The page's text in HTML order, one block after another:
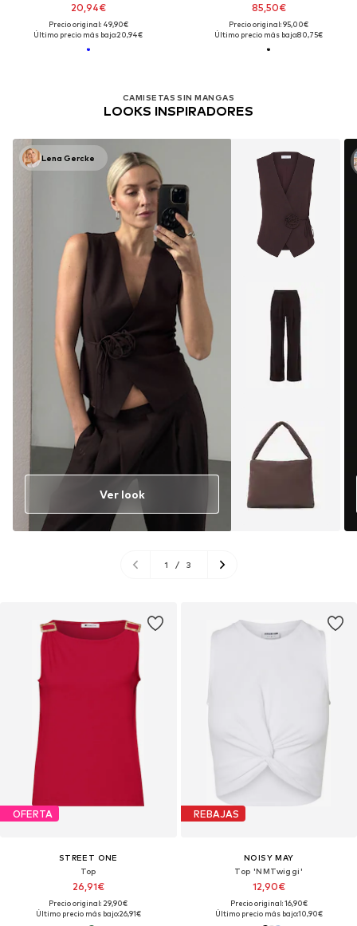
20,94€
Precio original: 49,90€
Último precio más bajo:20,94€
85,50€
Precio original: 95,00€
Último precio más bajo:80,75€
CAMISETAS SIN MANGAS
LOOKS INSPIRADORES
Lena Gercke
Ver look
1 / 3
OFERTA
STREET ONE
Top
26,91€
Precio original: 29,90€
Último precio más bajo:26,91€
REBAJAS
NOISY MAY
Top 'NMTwiggi'
12,90€
Precio original: 16,90€
Último precio más bajo:10,90€